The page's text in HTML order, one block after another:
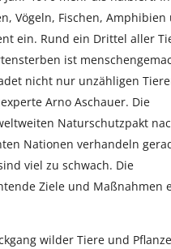
Vögeln, Fischen, Amphibien
ein. Rund ein Drittel aller
ist
nicht nur unzähligen
Arno Aschauer. Die
Naturschutzpakt
Nationen verhandeln
viel zu schwach. Die
Ziele und Maßnahmen
wilder Tiere und